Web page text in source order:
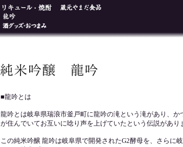
■龍吟とは
龍吟とは岐阜県瑞浪市釜戸町に龍吟の滝という滝があり、か
が住んでいてお互いに唸り声を上げていたという伝説があり
この純米吟醸 龍吟は岐阜県で開発されたG2酵母を、さらに